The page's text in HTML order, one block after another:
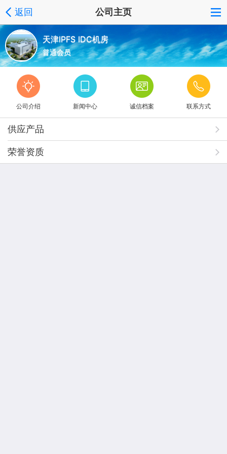
返回 公司主页
天津IPFS IDC机房
普通会员
公司介绍 新闻中心 诚信档案 联系方式
供应产品
荣誉资质